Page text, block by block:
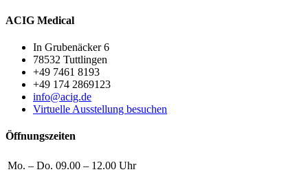
ACIG Medical
In Grubenäcker 6
78532 Tuttlingen
+49 7461 8193
+49 174 2869123
info@acig.de
Virtuelle Ausstellung besuchen
Öffnungszeiten
Mo. – Do. 09.00 – 12.00 Uhr